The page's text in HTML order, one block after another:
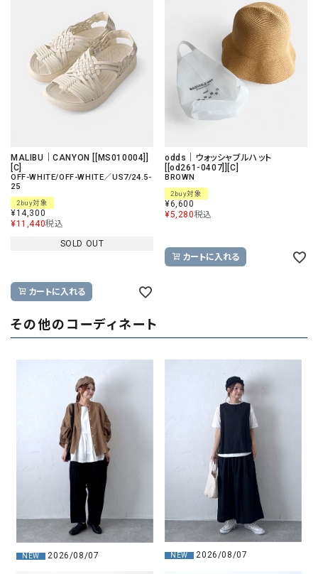
MALIBU｜CANYON [[MS010004]]
[C]
OFF-WHITE/OFF-WHITE／US7/24.5-
25
2buy対象
¥14,300
¥11,440税込
SOLD OUT
カートに入れる
odds｜ウォッシャブルハット
[[od261-0407]][C]
BROWN
2buy対象
¥6,600
¥5,280税込
カートに入れる
その他のコーディネート
NEW 2026/08/07 NEW 2026/08/07